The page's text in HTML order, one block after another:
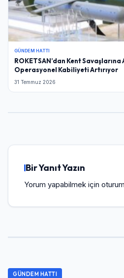
GÜNDEM HATTI
ROKETSAN’dan Kent Savaşlarına
Operasyonel Kabiliyeti Artırıyor
31 Temmuz 2026
Bir Yanıt Yazın
Yorum yapabilmek için oturum
GÜNDEM HATTI